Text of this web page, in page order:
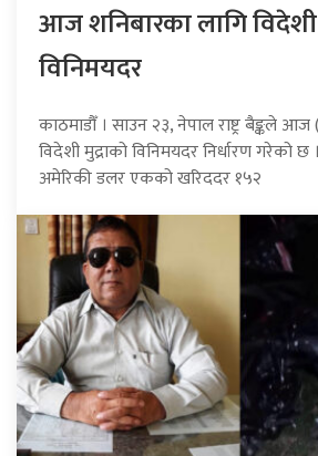
आज शनिबारका लागि विदेशी
विनिमयदर
काठमाडौँ । साउन २३, नेपाल राष्ट्र बैङ्कले
विदेशी मुद्राको विनिमयदर निर्धारण गरेको छ
अमेरिकी डलर एकको खरिददर १५२